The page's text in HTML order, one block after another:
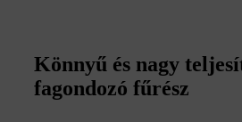
Könnyű és nagy
fagondozó fűrész